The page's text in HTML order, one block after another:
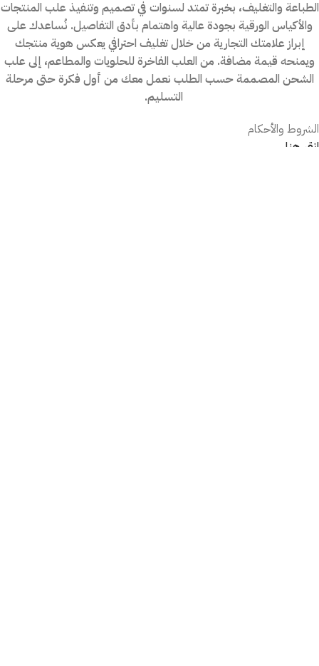
الطباعة والتغليف، بخبرة تمتد لسنوات في تصميم وتنفيذ علب المنتجات
والأكياس الورقية بجودة عالية واهتمام بأدق التفاصيل. نُساعدك على
إبراز علامتك التجارية من خلال تغليف احترافي يعكس هوية منتجك
ويمنحه قيمة مضافة. من العلب الفاخرة للحلويات والمطاعم، إلى علب
الشحن المصممة حسب الطلب نعمل معك من أول فكرة حتى مرحلة
التسليم.
الشروط والأحكام
انقر هنا